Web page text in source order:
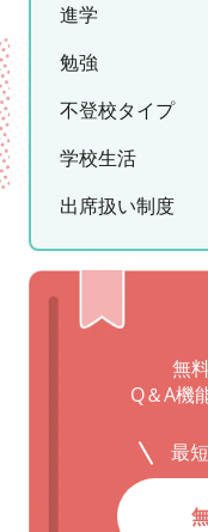
進学
勉強
不登校タイプ
学校生活
出席扱い制度
無
Q＆A機
最